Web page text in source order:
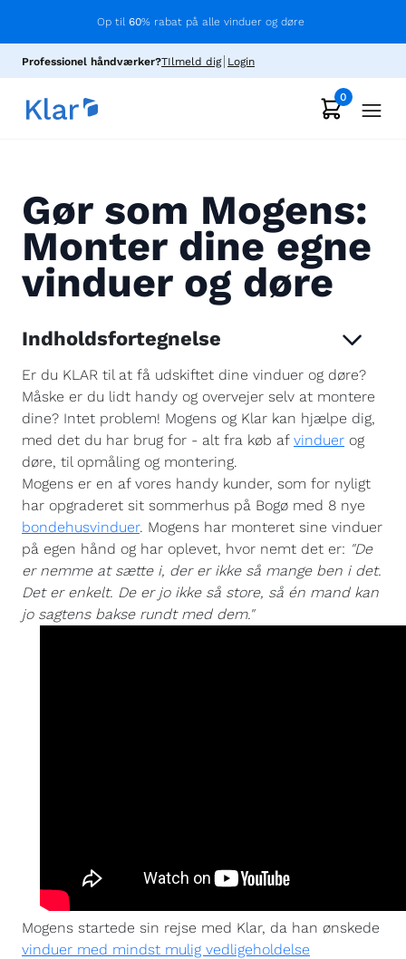
Op til 60% rabat på alle vinduer og døre
Professionel håndværker?TIlmeld dig Login
0
Gør som Mogens:
Monter dine egne
vinduer og døre
Indholdsfortegnelse
Er du KLAR til at få udskiftet dine vinduer og døre?
Måske er du lidt handy og overvejer selv at montere
dine? Intet problem! Mogens og Klar kan hjælpe dig,
med det du har brug for - alt fra køb af vinduer og
døre, til opmåling og montering.
Mogens er en af vores handy kunder, som for nyligt
har opgraderet sit sommerhus på Bogø med 8 nye
bondehusvinduer. Mogens har monteret sine vinduer
på egen hånd og har oplevet, hvor nemt det er: "De
er nemme at sætte i, der er ikke så mange ben i det.
Det er enkelt. De er jo ikke så store, så én mand kan
jo sagtens bakse rundt med dem."
Mogens startede sin rejse med Klar, da han ønskede
vinduer med mindst mulig vedligeholdelse